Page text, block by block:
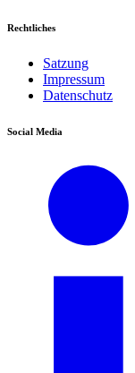
Rechtliches
Satzung
Impressum
Datenschutz
Social Media